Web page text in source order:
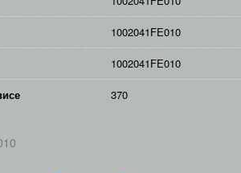
1002041FE010
1002041FE010
370